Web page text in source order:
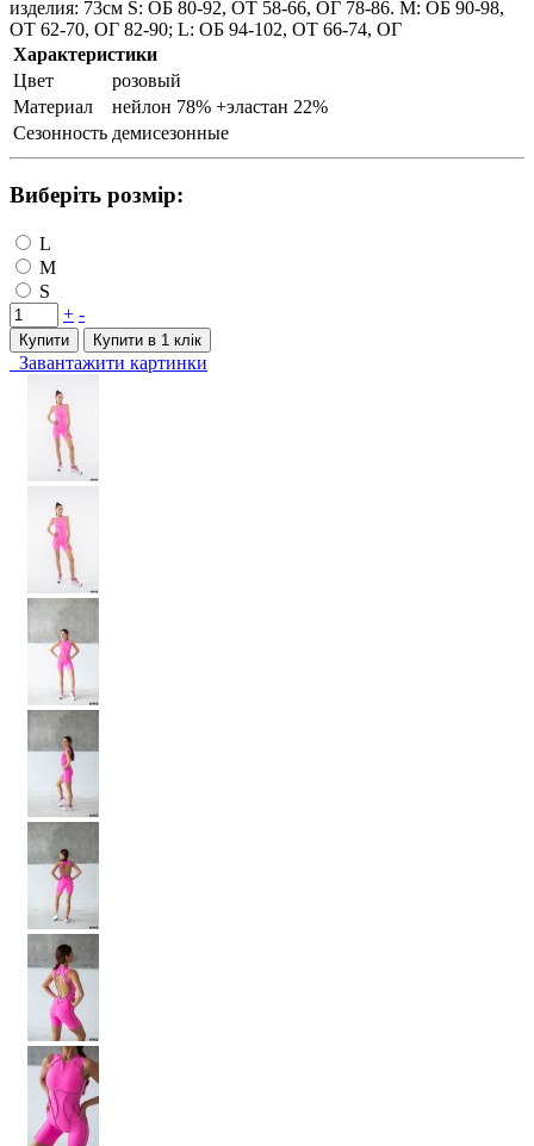
изделия: 73см S: ОБ 80-92, ОТ 58-66, ОГ 78-86. M: ОБ 90-98,
ОТ 62-70, ОГ 82-90; L: ОБ 94-102, ОТ 66-74, ОГ
Характеристики
Цвет
розовый
Материал
нейлон 78% +эластан 22%
Сезонность демисезонные
Виберіть розмір:
L
M
S
+ -
Купити Купити в 1 клiк
Завантажити картинки